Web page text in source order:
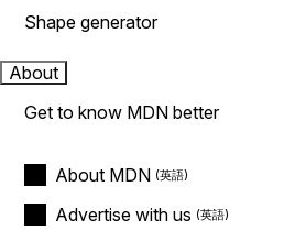
Shape generator
About
Get to know MDN better
About MDN
Advertise with us